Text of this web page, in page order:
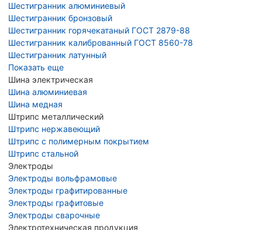
Шестигранник алюминиевый
Шестигранник бронзовый
Шестигранник горячекатаный ГОСТ 2879-88
Шестигранник калиброванный ГОСТ 8560-78
Шестигранник латунный
Показать еще
Шина электрическая
Шина алюминиевая
Шина медная
Штрипс металлический
Штрипс нержавеющий
Штрипс с полимерным покрытием
Штрипс стальной
Электроды
Электроды вольфрамовые
Электроды графитированные
Электроды графитовые
Электроды сварочные
Электротехническая продукция